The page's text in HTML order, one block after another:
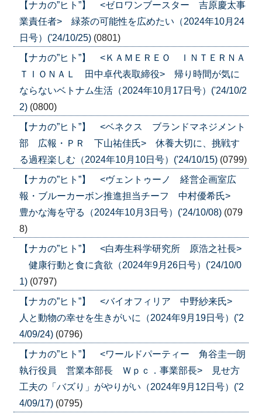
【ナカの”ヒト”】 <ゼロワンブースター 吉原慶太事
業責任者> 緑茶の可能性を広めたい（2024年10月24
日号）('24/10/25) (0801)
【ナカの”ヒト”】 <ＫＡＭＥＲＥＯ ＩＮＴＥＲＮＡ
ＴＩＯＮＡＬ 田中卓代表取締役> 帰り時間が気に
ならないベトナム生活（2024年10月17日号）('24/10/2
2) (0800)
【ナカの”ヒト”】 <ベネクス ブランドマネジメント
部 広報・ＰＲ 下山祐佳氏> 休養大切に、挑戦す
る過程楽しむ（2024年10月10日号）('24/10/15) (0799)
【ナカの”ヒト”】 <ヴェントゥーノ 経営企画室広
報・ブルーカーボン推進担当チーフ 中村優希氏>
豊かな海を守る（2024年10月3日号）('24/10/08) (079
8)
【ナカの”ヒト”】 <白寿生科学研究所 原浩之社長>
健康行動と食に貪欲（2024年9月26日号）('24/10/0
1) (0797)
【ナカの”ヒト”】 <バイオフィリア 中野紗来氏>
人と動物の幸せを生きがいに（2024年9月19日号）('2
4/09/24) (0796)
【ナカの”ヒト”】 <ワールドパーティー 角谷圭一朗
執行役員 営業本部長 Ｗｐｃ．事業部長> 見せ方
工夫の「バズり」がやりがい（2024年9月12日号）('2
4/09/17) (0795)